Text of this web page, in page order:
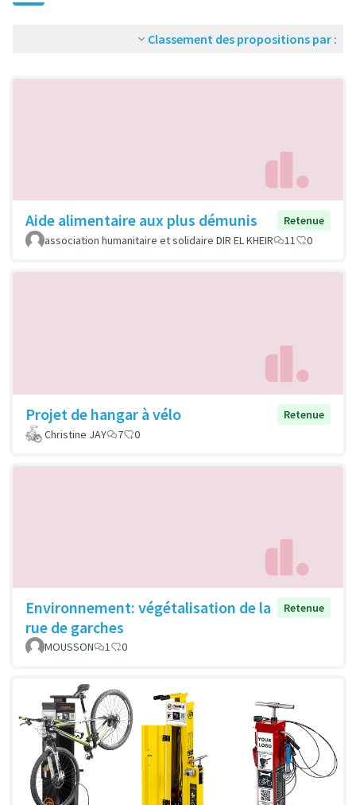
Classement des propositions par :
Aide alimentaire aux plus démunis
Retenue
association humanitaire et solidaire DIR EL KHEIR
11 0
Projet de hangar à vélo
Retenue
Christine JAY
7 0
Environnement: végétalisation de la
rue de garches
Retenue
MOUSSON 1 0